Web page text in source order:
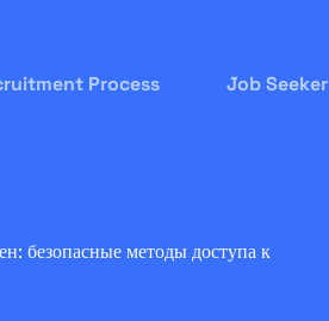
Process Job Seeker
безопасные методы доступа к